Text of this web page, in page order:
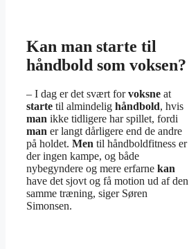
Kan man starte til
håndbold som voksen?
– I dag er det svært forvoksne at
starte til almindelig håndbold, hvis
man ikke tidligere har spillet, fordi
man er langt dårligere end de andre
på holdet. Men til håndboldfitness er
der ingen kampe, og både
nybegyndere og mere erfarne kan
have det sjovt og få motion ud af den
samme træning, siger Søren
Simonsen.